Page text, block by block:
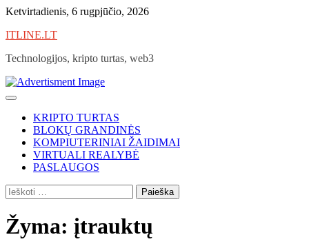
Skip
content
Ketvirtadienis, 6 rugpjūčio, 2026
ITLINE.LT
Technologijos, kripto turtas, web3
KRIPTO TURTAS
BLOKŲ GRANDINĖS
KOMPIUTERINIAI ŽAIDIMAI
VIRTUALI REALYBĖ
PASLAUGOS
Ieškoti:
Žyma: įtrauktų